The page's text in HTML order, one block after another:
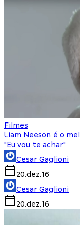
Filmes
Liam Neeson é o
"Eu vou te achar"
Cesar Gaglioni
20.dez.16
Cesar Gaglioni
20.dez.16